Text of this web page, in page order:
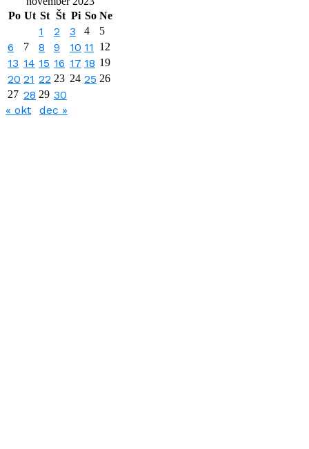
Po Ut St Št Pi So Ne
1 2 3 4 5
6 7 8 9 10 11 12
13 14 15 16 17 18 19
20 21 22 23 24 25 26
27 28 29 30
« okt
dec »